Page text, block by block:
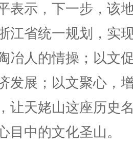
表示，下一步，该
江省统一规划，实
冶人的情操；以文
发展；以文聚心，
让天姥山这座历史
目中的文化圣山。